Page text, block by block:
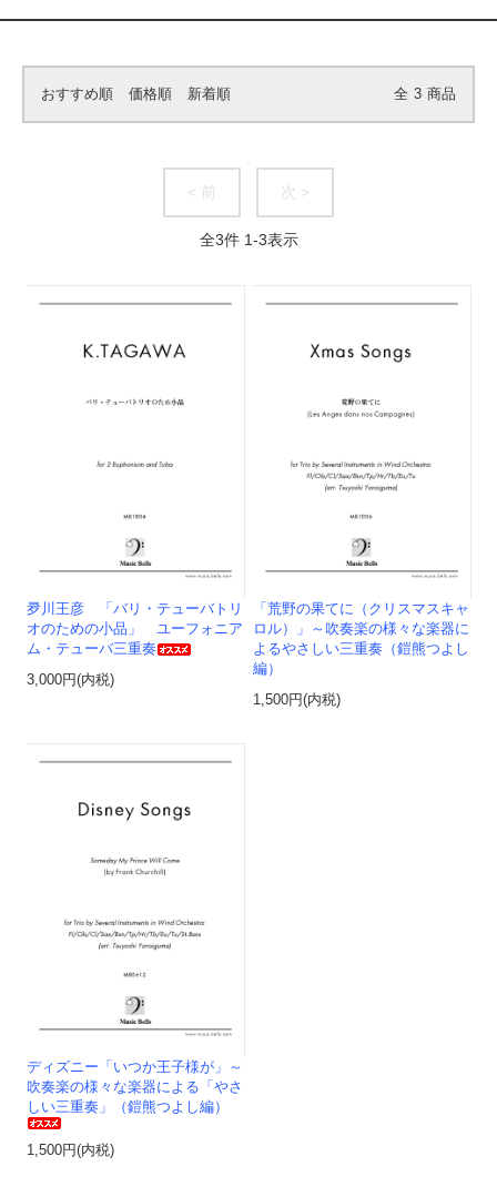
おすすめ順 価格順 新着順 全 3 商品
< 前 次 >
全3件 1-3表示
夛川王彦 「バリ・テューバトリ
オのための小品」 ユーフォニア
ム・テューバ三重奏
3,000円(内税)
「荒野の果てに（クリスマスキャ
ロル）」～吹奏楽の様々な楽器に
よるやさしい三重奏（鎧熊つよし
編）
1,500円(内税)
ディズニー「いつか王子様が」～
吹奏楽の様々な楽器による「やさ
しい三重奏」（鎧熊つよし編）
1,500円(内税)